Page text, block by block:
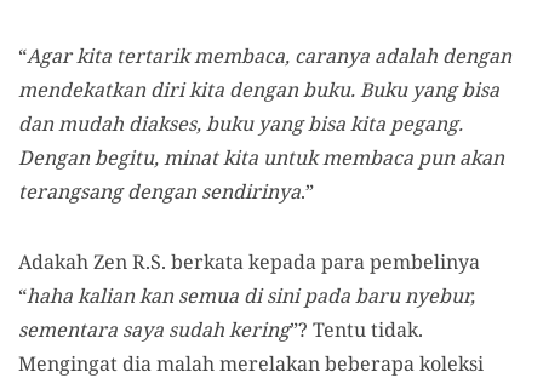
“Agar kita tertarik membaca, caranya adalah dengan
mendekatkan diri kita dengan buku. Buku yang bisa
dan mudah diakses, buku yang bisa kita pegang.
Dengan begitu, minat kita untuk membaca pun akan
terangsang dengan sendirinya.”
Adakah Zen R.S. berkata kepada para pembelinya
“haha kalian kan semua di sini pada baru nyebur,
sementara saya sudah kering”? Tentu tidak.
Mengingat dia malah merelakan beberapa koleksi